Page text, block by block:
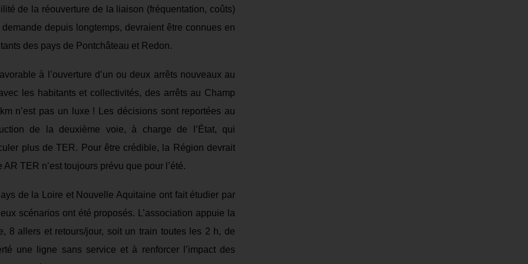
de la réouverture de la liaison (fréquentation, coûts)
depuis longtemps, devraient être connues en
des pays de Pontchâteau et Redon.
à l’ouverture d’un ou deux arrêts nouveaux au
les habitants et collectivités, des arrêts au Champ
n’est pas un luxe ! Les décisions sont reportées au
de la deuxième voie, à charge de l’État, qui
plus de TER. Pour être crédible, la Région devrait
AR TER n’est toujours prévu que pour l’été.
de la Loire et Nouvelle Aquitaine ont fait étudier par
scénarios ont été proposés. L’association appuie la
8 allers et retours/jour, soitun train toutes les 2 h, de
une ligne sans service et à renforcer l’impact des